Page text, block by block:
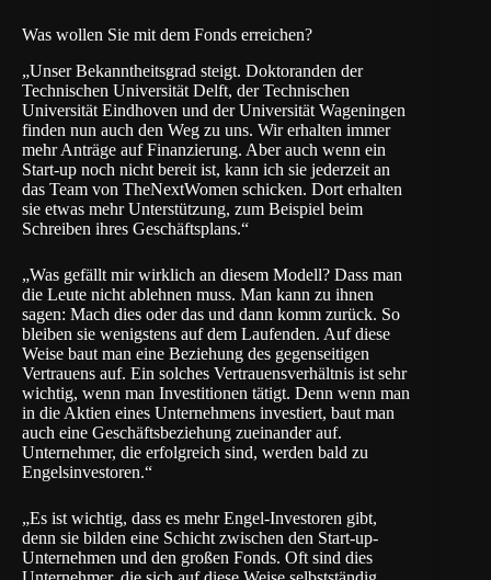
Was wollen Sie mit dem Fonds erreichen?
„Unser Bekanntheitsgrad steigt. Doktoranden der
Technischen Universität Delft, der Technischen
Universität Eindhoven und der Universität Wageningen
finden nun auch den Weg zu uns. Wir erhalten immer
mehr Anträge auf Finanzierung. Aber auch wenn ein
Start-up noch nicht bereit ist, kann ich sie jederzeit an
das Team von TheNextWomen schicken. Dort erhalten
sie etwas mehr Unterstützung, zum Beispiel beim
Schreiben ihres Geschäftsplans.“
„Was gefällt mir wirklich an diesem Modell? Dass man
die Leute nicht ablehnen muss. Man kann zu ihnen
sagen: Mach dies oder das und dann komm zurück. So
bleiben sie wenigstens auf dem Laufenden. Auf diese
Weise baut man eine Beziehung des gegenseitigen
Vertrauens auf. Ein solches Vertrauensverhältnis ist sehr
wichtig, wenn man Investitionen tätigt. Denn wenn man
in die Aktien eines Unternehmens investiert, baut man
auch eine Geschäftsbeziehung zueinander auf.
Unternehmer, die erfolgreich sind, werden bald zu
Engelsinvestoren.“
„Es ist wichtig, dass es mehr Engel-Investoren gibt,
denn sie bilden eine Schicht zwischen den Start-up-
Unternehmen und den großen Fonds. Oft sind dies